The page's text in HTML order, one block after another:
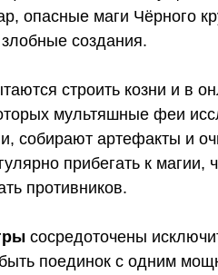
опасные маги Чёрного
создания.
строить козни и в
мультяшные феи
собирают артефакты и
прибегать к магии,
противников.
сосредоточены
поединок с одним